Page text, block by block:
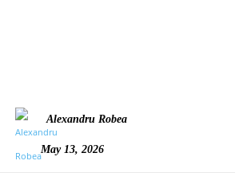
Alexandru Robea
May 13, 2026